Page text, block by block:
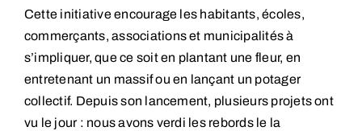
Cette initiative encourage les habitants, écoles,
commerçants, associations et municipalités à
s’impliquer, que ce soit en plantant une fleur, en
entretenant un massif ou en lançant un potager
collectif. Depuis son lancement, plusieurs projets ont
vu le jour : nous avons verdi les rebords le la